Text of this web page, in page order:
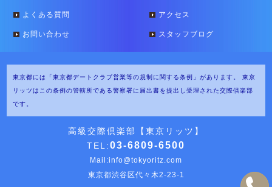
よくある質問 アクセス
お問い合わせ スタッフブログ
東京都には「東京都デートクラブ営業等の規制に関する条例」があります。
東京
リッツはこの条例の管轄所である警察署に届出書を提出し受理された交際倶楽部
です。
高級交際倶楽部【東京リッツ】
TEL:03-6809-6500
Mail:info@tokyoritz.com
東京都渋谷区代々木2-23-1